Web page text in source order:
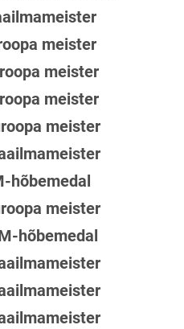
meister
meister
meister
meister
hõbemedal
meister
hõbemedal